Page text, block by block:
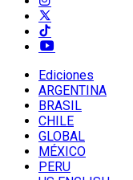
Ediciones
ARGENTINA
BRASIL
CHILE
GLOBAL
MÉXICO
PERU